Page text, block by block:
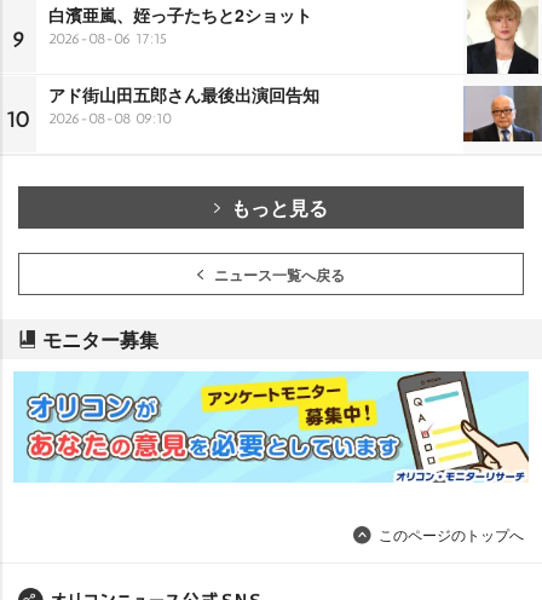
9
白濱亜嵐、姪っ子たちと2ショット
2026-08-06 17:15
10
アド街山田五郎さん最後出演回告知
2026-08-08 09:10
もっと見る
ニュース一覧へ戻る
モニター募集
このページのトップへ